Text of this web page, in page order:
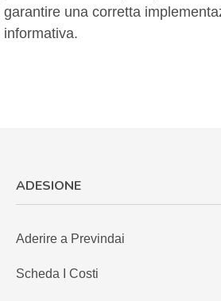
garantire una corretta
informativa.
ADESIONE
Aderire a Previndai
Scheda I Costi